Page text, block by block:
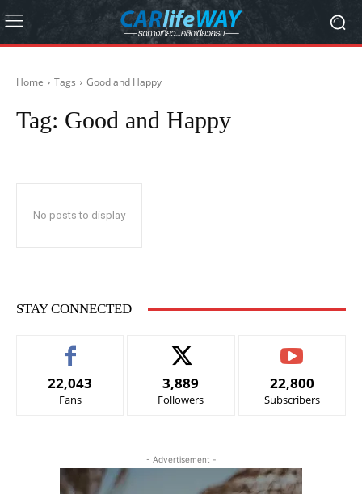
Home Tags Good and Happy
Tag: Good and Happy
No posts to display
STAY CONNECTED
22,043
Fans
3,889
Followers
22,800
Subscribers
- Advertisement -